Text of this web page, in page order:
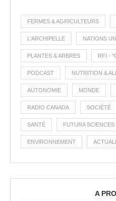
FERMES & AGRICULTEURS
L'ARCHIPELLE NATIONS
PLANTES & ARBRES RFI -
PODCAST NUTRITION &
AUTONOMIE MONDE
RADIO CANADA SOCIÉTÉ
SANTÉ FUTURA SCIENCES
ENVIRONNEMENT
A